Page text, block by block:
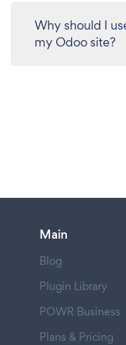
Why should I
my Odoo site?
Main
Blog
Plugin Library
POWR Business
Plans & Pricing